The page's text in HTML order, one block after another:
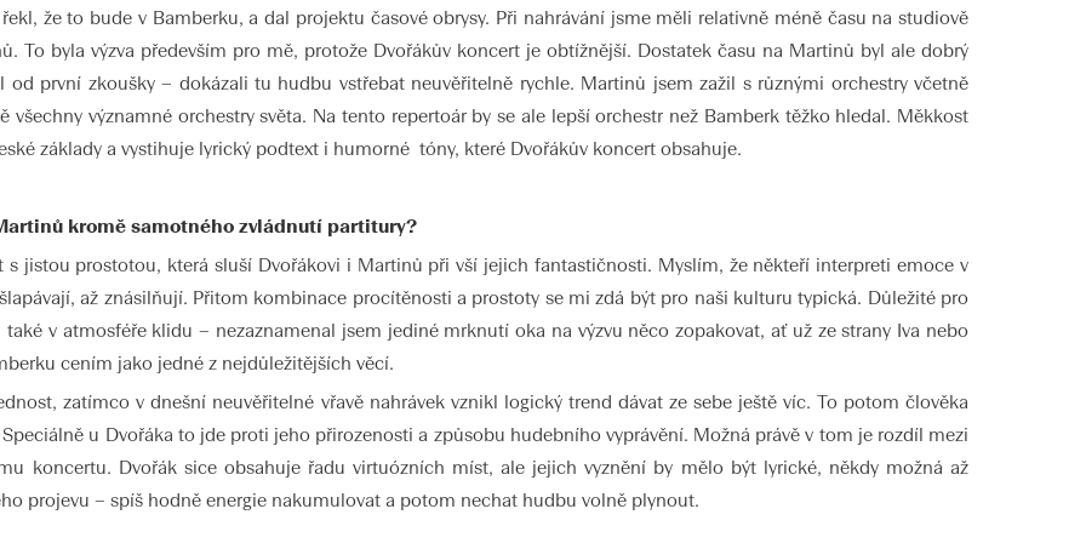
že to bude v Bamberku, a dal projektu časové obrysy. Při nahrávání jsme měli relativně méně času na studiově
To byla výzva především pro mě, protože Dvořákův koncert je obtížnější. Dostatek času na Martinů byl ale dobrý
od první zkoušky – dokázali tu hudbu vstřebat neuvěřitelně rychle. Martinů jsem zažil s různými orchestry včetně
významné orchestry světa. Na tento repertoár by se ale lepší orchestr než Bamberk těžko hledal. Měkkost
základy a vystihuje lyrický podtext i humorné tóny, které Dvořákův koncert obsahuje.
kromě samotného zvládnutí partitury?
jistou prostotou, která sluší Dvořákovi i Martinů při vší jejich fantastičnosti. Myslím, že někteří interpreti emoce v
až znásilňují. Přitom kombinace procítěnosti a prostoty se mi zdá být pro naši kulturu typická. Důležité pro
v atmosféře klidu – nezaznamenal jsem jediné mrknutí oka na výzvu něco zopakovat, ať už ze strany Iva nebo
cením jako jedné z nejdůležitějších věcí.
zatímco v dnešní neuvěřitelné vřavě nahrávek vznikl logický trend dávat ze sebe ještě víc. To potom člověka
u Dvořáka to jde proti jeho přirozenosti a způsobu hudebního vyprávění. Možná právě v tom je rozdíl mezi
koncertu. Dvořák sice obsahuje řadu virtuózních míst, ale jejich vyznění by mělo být lyrické, někdy možná až
projevu – spíš hodně energie nakumulovat a potom nechat hudbu volně plynout.